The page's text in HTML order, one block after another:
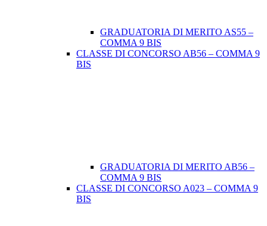
GRADUATORIA DI MERITO AS55 –
COMMA 9 BIS
CLASSE DI CONCORSO AB56 – COMMA 9
BIS
GRADUATORIA DI MERITO AB56 –
COMMA 9 BIS
CLASSE DI CONCORSO A023 – COMMA 9
BIS